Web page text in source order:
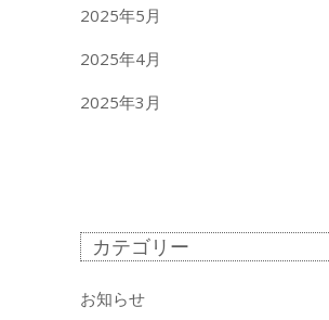
2025年5月
2025年4月
2025年3月
カテゴリー
お知らせ